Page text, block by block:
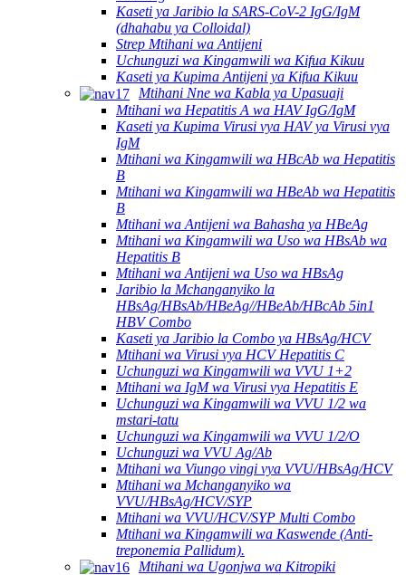
Kaseti ya Jaribio la SARS-CoV-2 IgG/IgM
(dhahabu ya Colloidal)
Strep Mtihani wa Antijeni
Uchunguzi wa Kingamwili wa Kifua Kikuu
Kaseti ya Kupima Antijeni ya Kifua Kikuu
Mtihani Nne wa Kabla ya Upasuaji
Mtihani wa Hepatitis A wa HAV IgG/IgM
Kaseti ya Kupima Virusi vya HAV ya Virusi vya
IgM
Mtihani wa Kingamwili wa HBcAb wa Hepatitis
B
Mtihani wa Kingamwili wa HBeAb wa Hepatitis
B
Mtihani wa Antijeni wa Bahasha ya HBeAg
Mtihani wa Kingamwili wa Uso wa HBsAb wa
Hepatitis B
Mtihani wa Antijeni wa Uso wa HBsAg
Jaribio la Mchanganyiko la
HBsAg/HBsAb/HBeAg//HBeAb/HBcAb 5in1
HBV Combo
Kaseti ya Jaribio la Combo ya HBsAg/HCV
Mtihani wa Virusi vya HCV Hepatitis C
Uchunguzi wa Kingamwili wa VVU 1+2
Mtihani wa IgM wa Virusi vya Hepatitis E
Uchunguzi wa Kingamwili wa VVU 1/2 wa
mstari-tatu
Uchunguzi wa Kingamwili wa VVU 1/2/O
Uchunguzi wa VVU Ag/Ab
Mtihani wa Viungo vingi vya VVU/HBsAg/HCV
Mtihani wa Mchanganyiko wa
VVU/HBsAg/HCV/SYP
Mtihani wa VVU/HCV/SYP Multi Combo
Mtihani wa Kingamwili wa Kaswende (Anti-
treponemia Pallidum).
Mtihani wa Ugonjwa wa Kitropiki